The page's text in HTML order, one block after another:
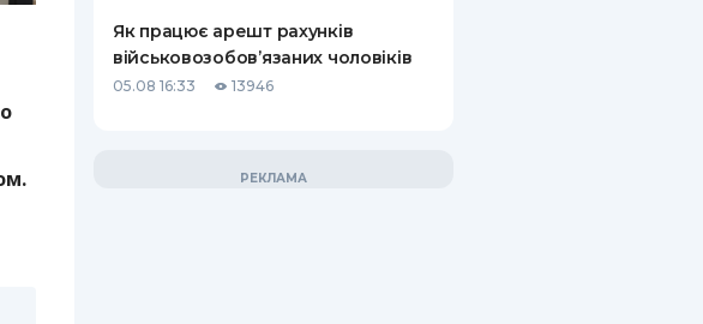
Як працює арешт рахунків
військовозобов’язаних чоловіків
05.08 16:33 13946